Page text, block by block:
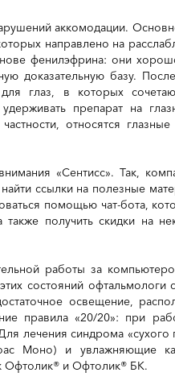
аккомодации.
направлено на
фенилэфрина: они
доказательную базу.
глаз, в которых
препарат на
относятся
«Сентисс». Так,
ссылки на полезные
помощью чат-бота,
получить скидки на
работы за
состояний офтальмологи
освещение,
правила «20/20»: при
лечения синдрома «сухого
Моно) и увлажняющие
Офтолик® и Офтолик® БК.